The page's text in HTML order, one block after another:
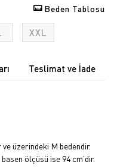
Beden Tablosu
XXL
Teslimat ve İade
üzerindeki M bedendir.
ölçüsü ise 94 cm'dir.